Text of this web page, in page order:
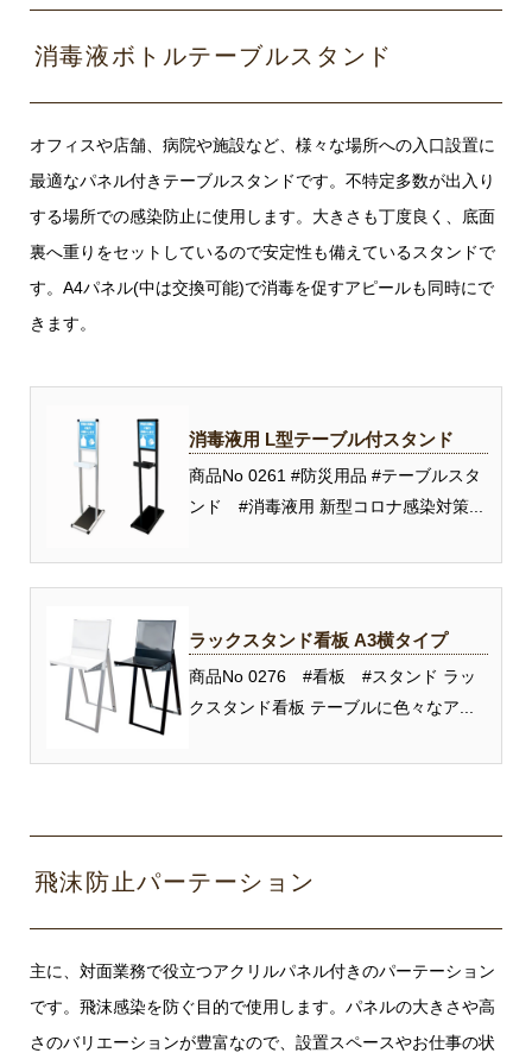
消毒液ボトルテーブルスタンド
オフィスや店舗、病院や施設など、様々な場所への入口設置に
最適なパネル付きテーブルスタンドです。不特定多数が出入り
する場所での感染防止に使用します。大きさも丁度良く、底面
裏へ重りをセットしているので安定性も備えているスタンドで
す。A4パネル(中は交換可能)で消毒を促すアピールも同時にで
きます。
消毒液用 L型テーブル付スタンド
商品No 0261 #防災用品 #テーブルスタ
ンド #消毒液用 新型コロナ感染対策...
ラックスタンド看板 A3横タイプ
商品No 0276 #看板 #スタンド ラッ
クスタンド看板 テーブルに色々なア...
飛沫防止パーテーション
主に、対面業務で役立つアクリルパネル付きのパーテーション
です。飛沫感染を防ぐ目的で使用します。パネルの大きさや高
さのバリエーションが豊富なので、設置スペースやお仕事の状